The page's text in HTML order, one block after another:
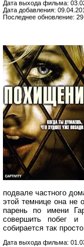
Дата выхода фильма:
Дата добавления:
Последнее обновление:
подвале частного
этой темнице она не
парень по имени
совершить побег и
собирается так
Дата выхода фильма: